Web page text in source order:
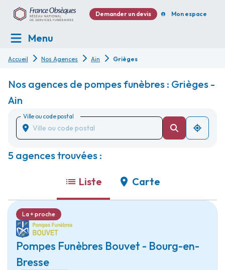
Demander un devis Mon espace
Menu
Accueil Nos Agences Ain Grièges
Nos agences de pompes funèbres : Grièges -
Ain
Ville ou code postal
5 agences trouvées :
Liste Carte
Pompes Funèbres Bouvet - Bourg-en-
Bresse
La + proche